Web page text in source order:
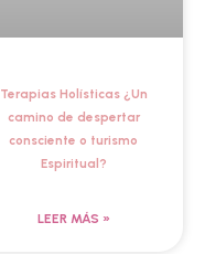
Terapias Holísticas ¿Un
camino de despertar
consciente o turismo
Espiritual?
LEER MÁS »